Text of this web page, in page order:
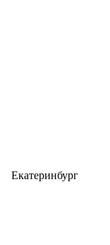
Екатеринбург